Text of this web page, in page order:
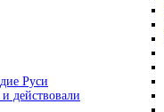
Руси
действовали